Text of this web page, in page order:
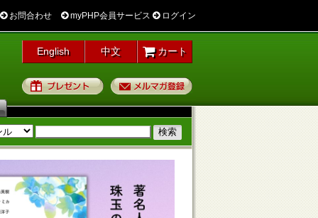
お問合わせ myPHP会員サービス ログイン
English 中文 カート
プレゼント